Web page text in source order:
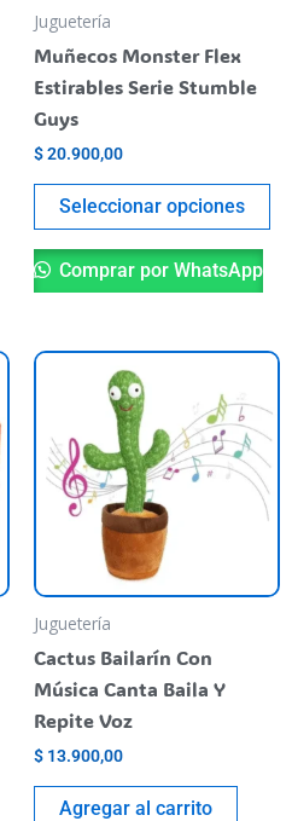
Juguetería
Muñecos Monster Flex
Estirables Serie Stumble
Guys
$20.900,00
Seleccionar opciones
Comprar por WhatsApp
Juguetería
Cactus Bailarín Con
Música Canta Baila Y
Repite Voz
$ 13.900,00
Agregar al carrito